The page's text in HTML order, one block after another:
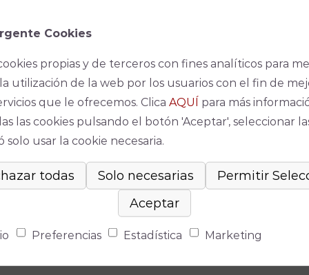
Cookies
propias y de terceros con fines analíticos para
utilización de la web por los usuarios con el fin de
que le ofrecemos. Clica AQUÍ para más
las cookies pulsando el botón 'Aceptar', seleccionar
solo usar la cookie necesaria.
Preferencias Estadística Marketing